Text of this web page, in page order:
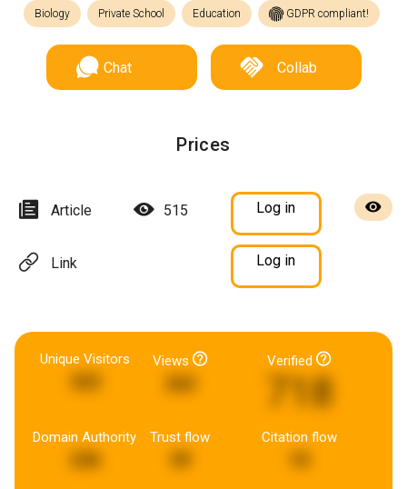
Biology Private School Education GDPR compliant!
Chat Collab
Prices
Article 515 Log in
Link Log in
Unique Visitors Views
262
Verified
718
Domain Authority Trust flow Citation flow